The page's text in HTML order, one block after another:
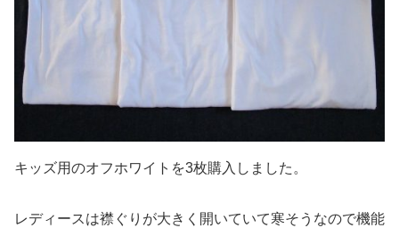
キッズ用のオフホワイトを3枚購入しました。
レディースは襟ぐりが大きく開いていて寒そうなので機能